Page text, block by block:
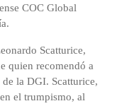
COC Global
Scatturice,
quien recomendó a
la DGI. Scatturice,
el trumpismo, al